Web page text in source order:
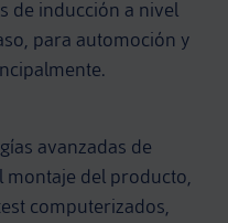
de inducción a nivel
para automoción y
avanzadas de
montaje del producto,
computerizados,